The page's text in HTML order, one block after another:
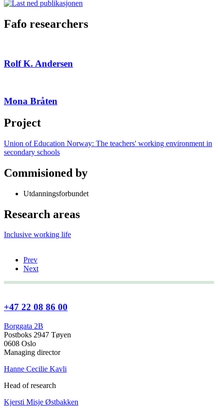
Fafo researchers
Rolf K. Andersen
Mona Bråten
Project
Union of Education Norway: The teachers' working environment in
secondary schools
Commisioned by
Utdanningsforbundet
Research areas
Inclusive working life
Prev
Next
+47 22 08 86 00
Borggata 2B
Postboks 2947 Tøyen
0608 Oslo
Managing director
Hanne Cecilie Kavli
Head of research
Kjersti Misje Østbakken